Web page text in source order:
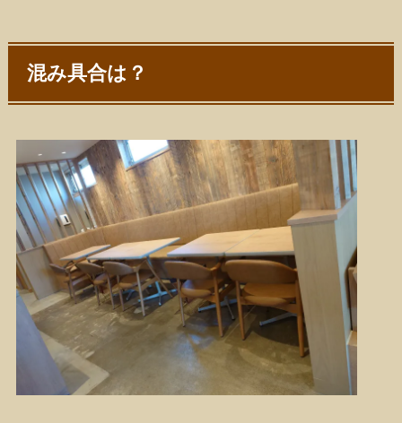
混み具合は？